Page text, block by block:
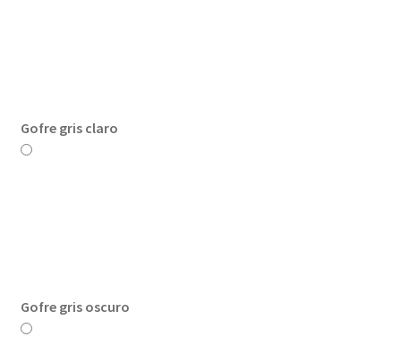
Gofre gris claro
Gofre gris oscuro